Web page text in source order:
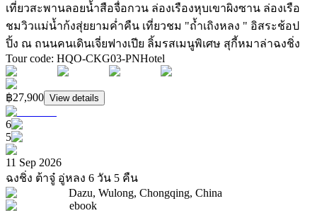
เที่ยวสะพานลอยน้ำสือจื่อกวน ล่องเรืองหุบเขาผิงซาน ล่องเรือ
ชมวิวแม่น้ำก้งสุ่ยยามค่ำคืน เที่ยวชม "ถ้ำเถิงหลง " อิสระช้อป
ปิ้ง ณ ถนนคนเดินเจี่ยฟางเปีย ลิ้มรสเมนูพิเศษ สุกี้หมาล่าฉงชิ่ง
Tour code: HQO-CKG03-PNHotel
฿27,900 View details
6
5
11 Sep 2026
ฉงชิ่ง ต้าจู๋ อู่หลง 6 วัน 5 คืน
Dazu, Wulong, Chongqing, China
ebook